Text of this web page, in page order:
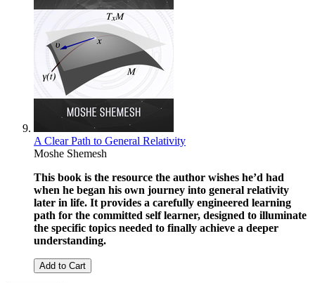
A Clear Path to General Relativity
Moshe Shemesh
This book is the resource the author wishes he’d had
when he began his own journey into general relativity
later in life. It provides a carefully engineered learning
path for the committed self learner, designed to illuminate
the specific topics needed to finally achieve a deeper
understanding.
Add to Cart